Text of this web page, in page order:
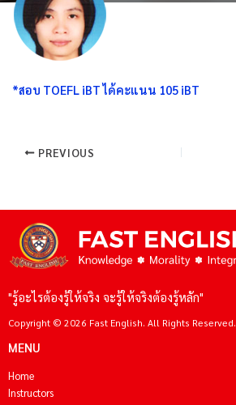
*สอบ TOEFL iBT ได้คะแนน 105 iBT
PREVIOUS
"รู้อะไรต้องรู้ให้จริง จะรู้ให้จริงต้องรู้หลัก"
Copyright © 2026 Fast English. All Rights Reserved.
MENU
Home
Instructors